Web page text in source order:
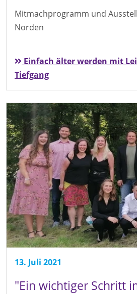
Mitmachprogramm und
Norden
Einfach älter werden mit
Tiefgang
13. Juli 2021
"Ein wichtiger Schritt